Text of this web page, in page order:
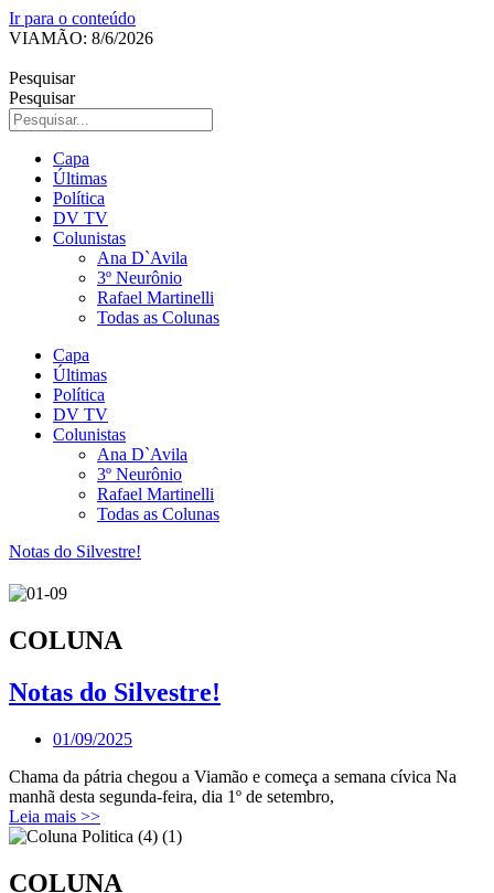
Ir para o conteúdo
VIAMÃO: 8/6/2026
Pesquisar
Pesquisar
Capa
Últimas
Política
DV TV
Colunistas
Ana D`Avila
3º Neurônio
Rafael Martinelli
Todas as Colunas
Capa
Últimas
Política
DV TV
Colunistas
Ana D`Avila
3º Neurônio
Rafael Martinelli
Todas as Colunas
Notas do Silvestre!
COLUNA
Notas do Silvestre!
01/09/2025
Chama da pátria chegou a Viamão e começa a semana cívica Na
manhã desta segunda-feira, dia 1º de setembro,
Leia mais >>
COLUNA